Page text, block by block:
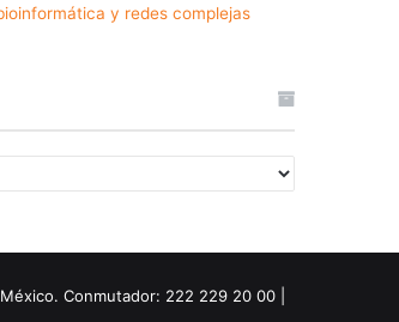
y redes complejas
Conmutador: 222 229 20 00 |